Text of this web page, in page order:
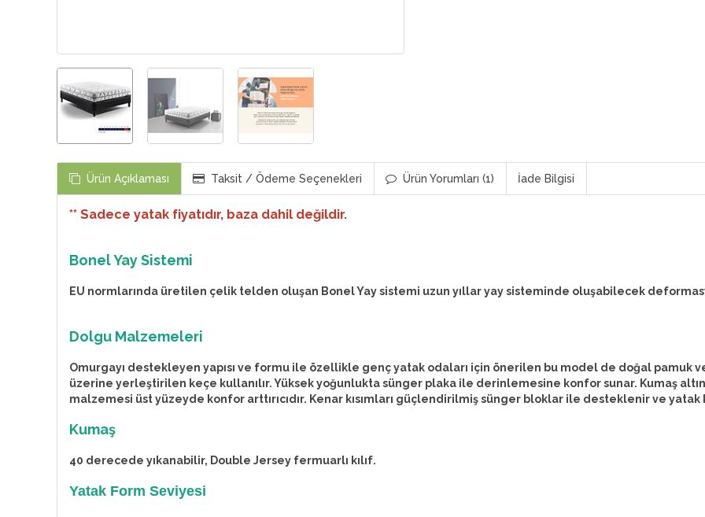
Ürün Açıklaması Taksit / Ödeme Seçenekleri Ürün Yorumları (1) İade Bilgisi
** Sadece yatak fiyatıdır, baza dahil değildir.
Bonel Yay Sistemi
EU normlarında üretilen çelik telden oluşan Bonel Yay sistemi uzun yıllar yay sisteminde oluşabilecek
Dolgu Malzemeleri
Omurgayı destekleyen yapısı ve formu ile özellikle genç yatak odaları için önerilen bu model de doğal
üzerine yerleştirilen keçe kullanılır. Yüksek yoğunlukta sünger plaka ile derinlemesine konfor sunar. Kumaş
malzemesi üst yüzeyde konfor arttırıcıdır. Kenar kısımları güçlendirilmiş sünger bloklar ile desteklenir ve
Kumaş
40 derecede yıkanabilir, Double Jersey fermuarlı kılıf.
Yatak Form Seviyesi